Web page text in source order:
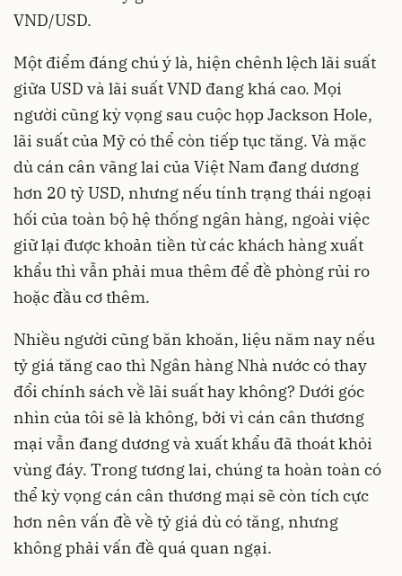
VND/USD.
Một điểm đáng chú ý là, hiện chênh lệch lãi suất
giữa USD và lãi suất VND đang khá cao. Mọi
người cũng kỳ vọng sau cuộc họp Jackson Hole,
lãi suất của Mỹ có thể còn tiếp tục tăng. Và mặc
dù cán cân vãng lai của Việt Nam đang dương
hơn 20 tỷ USD, nhưng nếu tính trạng thái ngoại
hối của toàn bộ hệ thống ngân hàng, ngoài việc
giữ lại được khoản tiền từ các khách hàng xuất
khẩu thì vẫn phải mua thêm để đề phòng rủi ro
hoặc đầu cơ thêm.
Nhiều người cũng băn khoăn, liệu năm nay nếu
tỷ giá tăng cao thì Ngân hàng Nhà nước có thay
đổi chính sách về lãi suất hay không? Dưới góc
nhìn của tôi sẽ là không, bởi vì cán cân thương
mại vẫn đang dương và xuất khẩu đã thoát khỏi
vùng đáy. Trong tương lai, chúng ta hoàn toàn có
thể kỳ vọng cán cân thương mại sẽ còn tích cực
hơn nên vấn đề về tỷ giá dù có tăng, nhưng
không phải vấn đề quá quan ngại.